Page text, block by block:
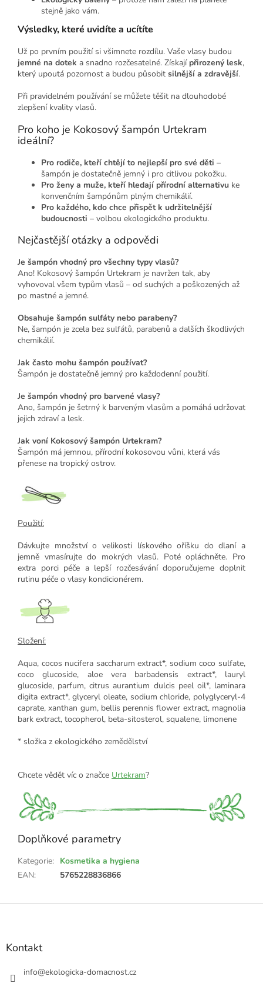
stejně jako vám.
Výsledky, které uvidíte a ucítíte
Už po prvním použití si všimnete rozdílu. Vaše vlasy budou
jemné na dotek a snadno rozčesatelné. Získají přirozený lesk,
který upoutá pozornost a budou působit silnější a zdravější.
Při pravidelném používání se můžete těšit na dlouhodobé
zlepšení kvality vlasů.
Pro koho je Kokosový šampón Urtekram
ideální?
Pro rodiče, kteří chtějí to nejlepší pro své děti –
šampón je dostatečně jemný i pro citlivou pokožku.
Pro ženy a muže, kteří hledají přírodní alternativu ke
konvenčním šampónům plným chemikálií.
Pro každého, kdo chce přispět k udržitelnější
budoucnosti – volbou ekologického produktu.
Nejčastější otázky a odpovědi
Je šampón vhodný pro všechny typy vlasů?
Ano! Kokosový šampón Urtekram je navržen tak, aby
vyhovoval všem typům vlasů – od suchých a poškozených až
po mastné a jemné.
Obsahuje šampón sulfáty nebo parabeny?
Ne, šampón je zcela bez sulfátů, parabenů a dalších škodlivých
chemikálií.
Jak často mohu šampón používat?
Šampón je dostatečně jemný pro každodenní použití.
Je šampón vhodný pro barvené vlasy?
Ano, šampón je šetrný k barveným vlasům a pomáhá udržovat
jejich zdraví a lesk.
Jak voní Kokosový šampón Urtekram?
Šampón má jemnou, přírodní kokosovou vůni, která vás
přenese na tropický ostrov.
Použití:
Dávkujte množství o velikosti lískového oříšku do dlaní a
jemně vmasírujte do mokrých vlasů. Poté opláchněte. Pro
extra porci péče a lepší rozčesávání doporučujeme doplnit
rutinu péče o vlasy kondicionérem.
Složení:
Aqua, cocos nucifera saccharum extract*, sodium coco sulfate,
coco glucoside, aloe vera barbadensis extract*, lauryl
glucoside, parfum, citrus aurantium dulcis peel oil*, laminara
digita extract*, glyceryl oleate, sodium chloride, polyglyceryl-4
caprate, xanthan gum, bellis perennis flower extract, magnolia
bark extract, tocopherol, beta-sitosterol, squalene, limonene
* složka z ekologického zemědělství
Chcete vědět víc o značce Urtekram?
Doplňkové parametry
Kategorie: Kosmetika a hygiena
EAN: 5765228836866
Z
Kontakt
info@ekologicka-domacnost.cz